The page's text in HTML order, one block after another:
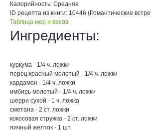
Калорийность: Средняя
ID рецепта из книги: 10446 (Романтические
Таблица мер и весов
Ингредиенты:
куркума - 1/4 ч. ложки
перец красный молотый - 1/4 ч. ложки
кардамон - 1/4 ч. ложки
имбирь молотый - 1/4 ч. ложки
шерри сухой - 1 ч. ложка
сметана - 2 ст. ложки
кокосовая стружка - 2 ст. ложки
яичный желток - 1 шт.